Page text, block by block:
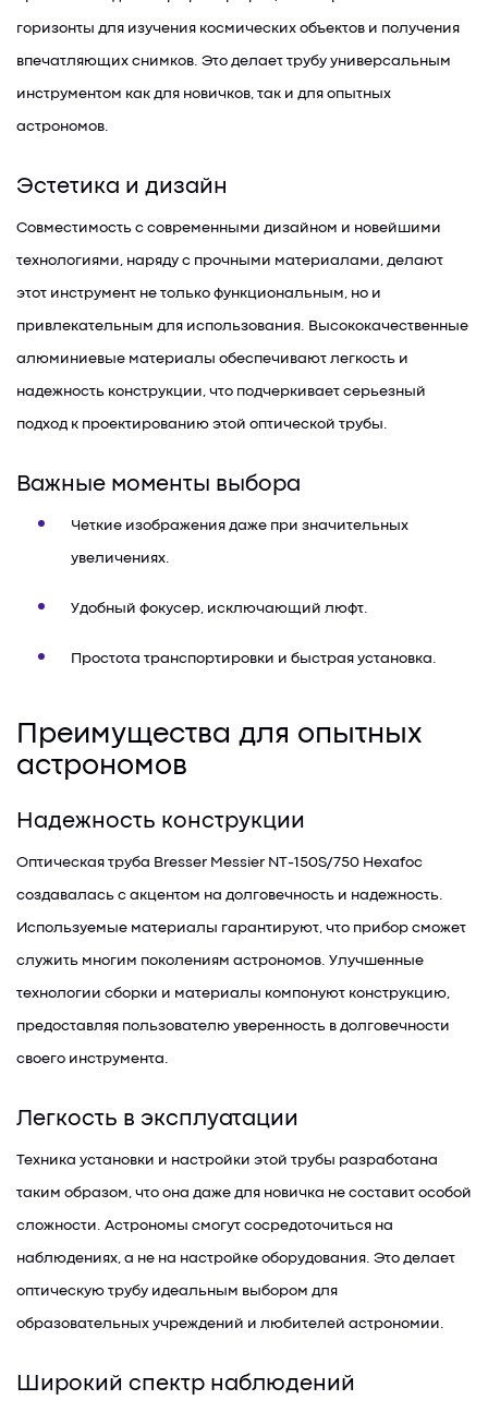
горизонты для изучения космических объектов и получения
впечатляющих снимков. Это делает трубу универсальным
инструментом как для новичков, так и для опытных
астрономов.
Эстетика и дизайн
Совместимость с современными дизайном и новейшими
технологиями, наряду с прочными материалами, делают
этот инструмент не только функциональным, но и
привлекательным для использования. Высококачественные
алюминиевые материалы обеспечивают легкость и
надежность конструкции, что подчеркивает серьезный
подход к проектированию этой оптической трубы.
Важные моменты выбора
Четкие изображения даже при значительных
увеличениях.
Удобный фокусер, исключающий люфт.
Простота транспортировки и быстрая установка.
Преимущества для опытных
астрономов
Надежность конструкции
Оптическая труба Bresser Messier NT-150S/750 Hexafoc
создавалась с акцентом на долговечность и надежность.
Используемые материалы гарантируют, что прибор сможет
служить многим поколениям астрономов. Улучшенные
технологии сборки и материалы компонуют конструкцию,
предоставляя пользователю уверенность в долговечности
своего инструмента.
Легкость в эксплуатации
Техника установки и настройки этой трубы разработана
таким образом, что она даже для новичка не составит особой
сложности. Астрономы смогут сосредоточиться на
наблюдениях, а не на настройке оборудования. Это делает
оптическую трубу идеальным выбором для
образовательных учреждений и любителей астрономии.
Широкий спектр наблюдений